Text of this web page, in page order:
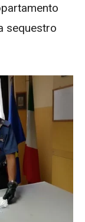
sequestro